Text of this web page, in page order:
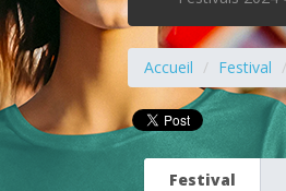
Accueil Festival
Festival